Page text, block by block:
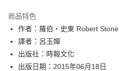
運送方式
付款後全家取貨
每筆NT$60，滿NT$499(含以上)免運費
付款後7-11取貨
商品特色
作者：羅伯‧史東 Robert Stone
譯者：呂玉嬋
出版社：時報文化
出版日期：2015年06月18日